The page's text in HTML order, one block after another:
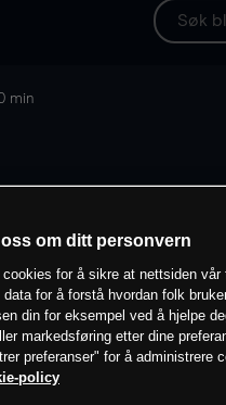
min
om ditt personvern
for å sikre at nettsiden
for å forstå hvordan folk
din for eksempel ved å hjelpe
markedsføring etter dine
preferanser" for å administrere
policy